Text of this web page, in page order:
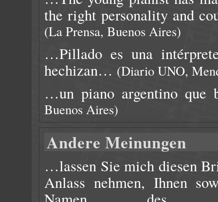
the right personality and
(La Prensa, Buenos Aires)
…Pillado es una
hechizan… (Diario UNO,
…un piano argentino
Buenos Aires)
Andere Meinungen
…lassen Sie mich diesen
Anlass nehmen, Ihnen